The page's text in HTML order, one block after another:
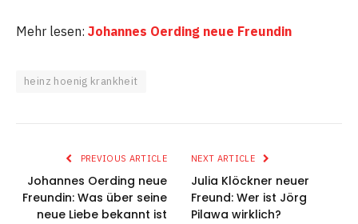
Mehr lesen: Johannes Oerding neue Freundin
heinz hoenig krankheit
PREVIOUS ARTICLE
Johannes Oerding neue
Freundin: Was über seine
neue Liebe bekannt ist
NEXT ARTICLE
Julia Klöckner neuer
Freund: Wer ist Jörg
Pilawa wirklich?